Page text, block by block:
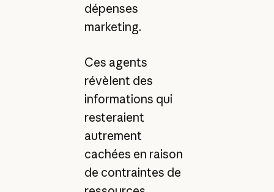
dépenses
marketing.
Ces agents
révèlent des
informations qui
resteraient
autrement
cachées en raison
de contraintes de